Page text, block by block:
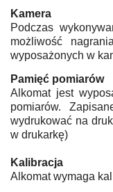
Kamera
Podczas
możliwość
wyposażonych w
Pamięć pomiarów
Alkomat jest
pomiarów.
wydrukować na
w drukarkę)
Kalibracja
Alkomat wymaga